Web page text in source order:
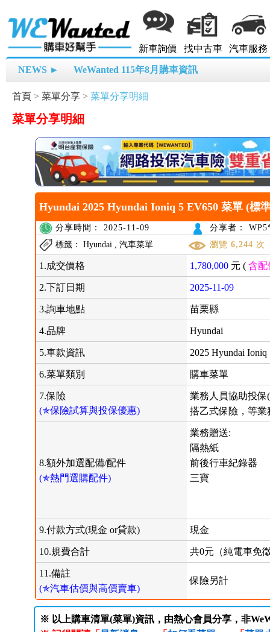
新車詢價 找中古車 汽車服務
NEWS ► WeWanted 115年8月購車資訊
首頁 > 菜單分享 > 菜單分享明細
菜單分享明細
Hyundai 2025 Hyundai Ioniq 5 EV650 菜單 (標
分享時間： 2025-11-09
分享者：
標籤： Hyundai , 汽車菜單
瀏覽 6,244 次
1.成交價格 1,780,000 元 (含配
2.下訂日期 2025-11-09
3.詢車地點 苗栗縣
4.品牌 Hyundai
5.車款資訊 2025 Hyundai Ioniq
6.菜單類別 購車菜單
7.保險
(✯保險試算與投保優惠)
業務人員協助投保
搭乙式保險，等業
8.額外加選配備/配件
(✯熱門選購配件)
業務贈送:
隔熱紙
前後行車紀錄器
三寶
9.付款方式(現金 or貸款) 現金
10.規費合計 共0元（純電車免
11.備註
(✯汽車估價與高價賣車)
保險另計
※ 以上購車清單(菜單)資訊，由熱心會員分享，非